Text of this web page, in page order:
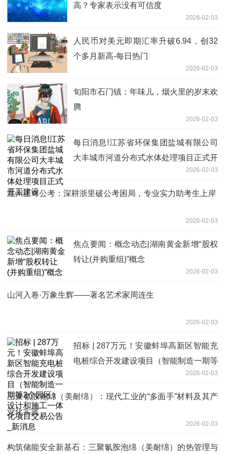
高？专家表示没有可信度
2026-02-03
人民币对美元即期汇率升破6.94，创32
个多月新高-每日热门
2026-02-03
旬阳市石门镇：年味儿，烟火里的岁末欢
腾
2026-02-03
每日消息!江苏省环保集团盐城有限公司
大丰城市河道分布式水体处理项目正式开
2026-02-03
温州正奇公考：深耕浙里破公考困局，专业实力助考生上岸
2026-02-03
焦点要闻：概念动态|湖南黄金新增“股权
转让(并购重组)”概念
2026-02-03
山河入卷·万象生辉——著名艺术家周连生
2026-02-03
招标 | 287万元！安徽蚌埠高新区智能充
电桩综合开发建设项目（智能制造一期等
2个园区）设计和施工一体化项目交易公
告_新消息
2026-02-03
三聚氰胺泡绵（美耐绵）：现代工业的“多面手”材料及其产
业化实践
2026-02-03
构筑储能安全新基石：三聚氰胺泡绵（美耐绵）的热管理与